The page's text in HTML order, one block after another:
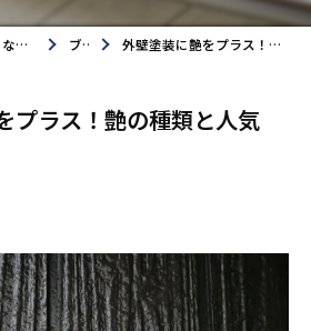
富山で外壁塗装をするなら外壁塗装専門店安井創建へ ブログ 外壁塗装に艶をプラス！艶の種類と人気な理由を解説
プラス！艶の種類と人気